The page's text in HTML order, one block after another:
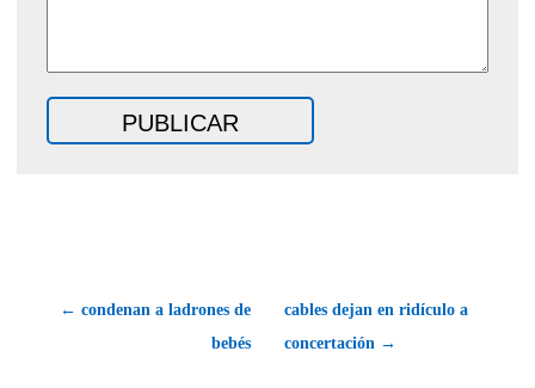
← condenan a ladrones de
bebés
cables dejan en ridículo a
concertación →